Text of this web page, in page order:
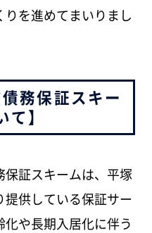
を進めてまいりまし
務保証スキー
て】
証スキームは、平塚
供している保証サー
や長期入居化に伴う